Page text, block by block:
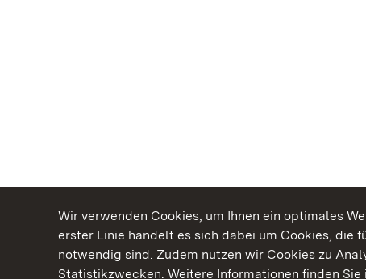
Wir verwenden Cookies, um Ihnen ein optimales
erster Linie handelt es sich dabei um Cookies, die
notwendig sind. Zudem nutzen wir Cookies zu
Statistikzwecken. Weitere Informationen finden Sie